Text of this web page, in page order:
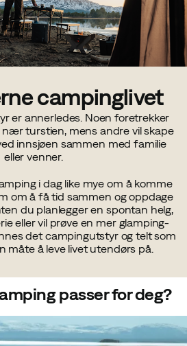
campinglivet
er annerledes. Noen foretrekker
turstien, mens andre vil skape
innsjøen sammen med familie
eller venner.
i dag like mye om å komme
om å få tid sammen og oppdage
du planlegger en spontan helg,
eller vil prøve en mer glamping-
det campingutstyr og telt som
måte å leve livet utendørs på.
passer for deg?